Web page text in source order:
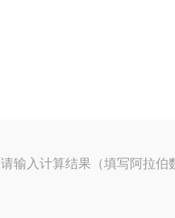
请输入计算结果（填写阿拉伯